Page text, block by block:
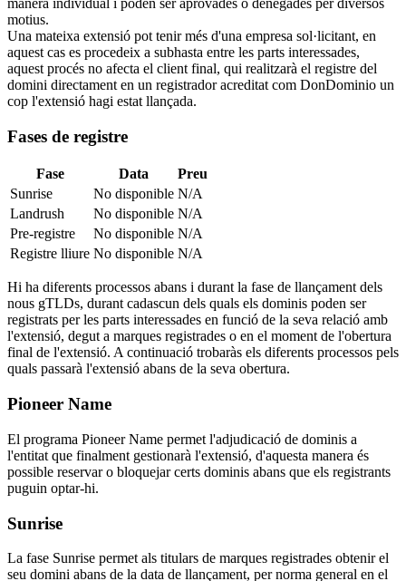
manera individual i poden ser aprovades o denegades per diversos
motius.
Una mateixa extensió pot tenir més d'una empresa sol·licitant, en
aquest cas es procedeix a subhasta entre les parts interessades,
aquest procés no afecta el client final, qui realitzarà el registre del
domini directament en un registrador acreditat com DonDominio un
cop l'extensió hagi estat llançada.
Fases de registre
Fase Data
Preu
Sunrise
No disponible N/A
Landrush
No disponible N/A
Pre-registre
No disponible N/A
Registre lliure No disponible N/A
Hi ha diferents processos abans i durant la fase de llançament dels
nous gTLDs, durant cadascun dels quals els dominis poden ser
registrats per les parts interessades en funció de la seva relació amb
l'extensió, degut a marques registrades o en el moment de l'obertura
final de l'extensió. A continuació trobaràs els diferents processos pels
quals passarà l'extensió abans de la seva obertura.
Pioneer Name
El programa Pioneer Name permet l'adjudicació de dominis a
l'entitat que finalment gestionarà l'extensió, d'aquesta manera és
possible reservar o bloquejar certs dominis abans que els registrants
puguin optar-hi.
Sunrise
La fase Sunrise permet als titulars de marques registrades obtenir el
seu domini abans de la data de llançament, per norma general en el